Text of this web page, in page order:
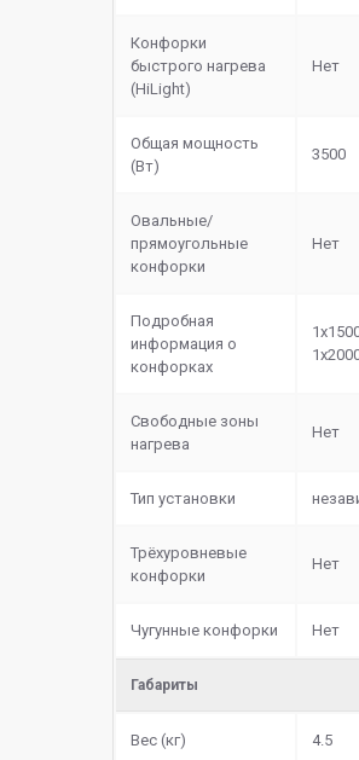
Конфорки
быстрого нагрева
(HiLight)
Нет
Общая мощность
(Вт)
3500
Овальные/
прямоугольные
конфорки
Нет
Подробная
информация о
конфорках
Свободные зоны
нагрева
Нет
Тип установки
Трёхуровневые
конфорки
Нет
Чугунные конфорки Нет
Габариты
Вес (кг) 4.5